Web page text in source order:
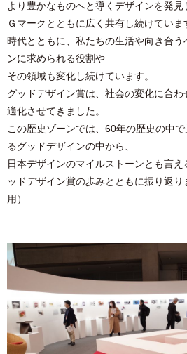
より豊かなものへと導くデザインを発見
Ｇマークとともに広く共有し続けていま
時代とともに、私たちの生活や向き合
ンに求められる役割や
その領域も変化し続けています。
グッドデザイン賞は、社会の変化に合
適化させてきました。
この歴史ゾーンでは、60年の歴史の中
るグッドデザインの中から、
日本デザインのマイルストーンとも言
ッドデザイン賞の歩みとともに振り返り
用）